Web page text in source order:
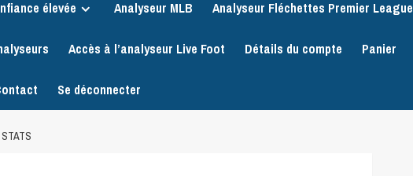
élevée Analyseur MLB Analyseur Fléchettes Premier League
Accès à l’analyseur Live Foot Détails du compte Panier
Se déconnecter